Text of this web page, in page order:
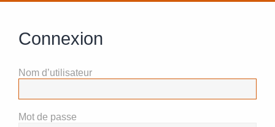
Connexion
Nom d’utilisateur
Mot de passe